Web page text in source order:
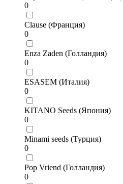
0
Clause (Франция)
0
Enza Zaden (Голландия)
0
ESASEM (Италия)
0
KITANO Seeds (Япония)
0
Minami seeds (Турция)
0
Pop Vriend (Голландия)
0